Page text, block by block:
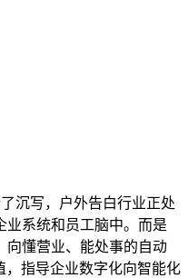
沉写，户外告白行业正处
业系统和员工脑中。而是
向懂营业、能处事的自动
指导企业数字化向智能化